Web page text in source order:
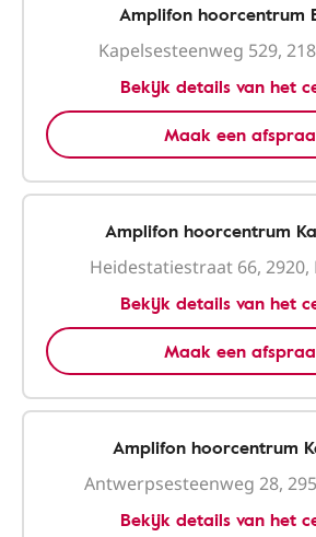
Amplifon hoorcentrum
Kapelsesteenweg 529,
Bekijk details van het
Maak een
Amplifon hoorcentrum
Heidestatiestraat 66,
Bekijk details van het
Maak een
Amplifon hoorcentrum
Antwerpsesteenweg 28,
Bekijk details van het